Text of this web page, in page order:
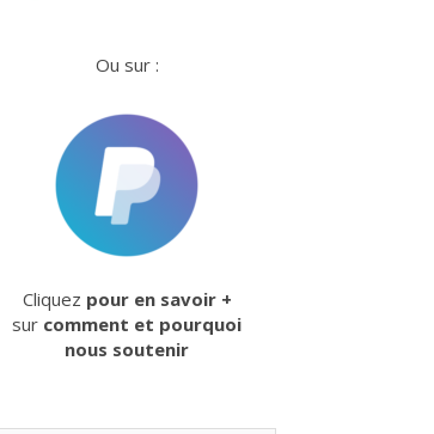
Ou sur :
Cliquez pour en savoir +
sur comment et pourquoi
nous soutenir